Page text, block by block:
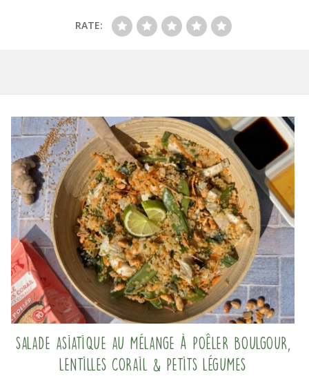
RATE:
Salade asiatique au mélange à poêler Boulgour,
Lentilles corail & Petits légumes